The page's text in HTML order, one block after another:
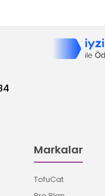
Markalar
TofuCat